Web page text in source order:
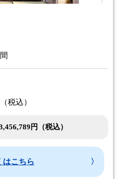
税込）
円（税込）
はこちら